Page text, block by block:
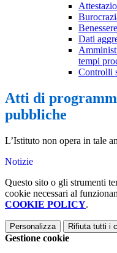
Dati
tempi
Controlli
Atti di
pubbliche
L’Istituto non opera in tale
Notizie
Questo sito o gli strumenti
cookie necessari al
COOKIE POLICY.
Personalizza Rifiuta tutti i
Gestione cookie